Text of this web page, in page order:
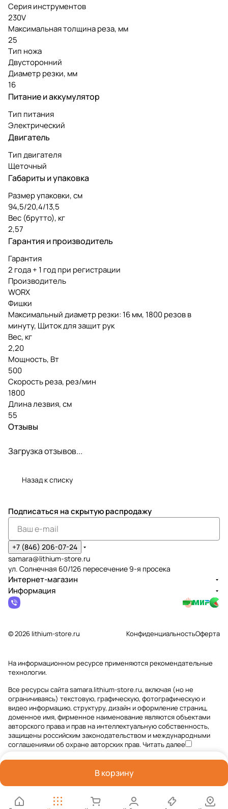
Серия инструментов
230V
Максимальная толщина реза, мм
25
Тип ножа
Двусторонний
Диаметр резки, мм
16
Питание и аккумулятор
Тип питания
Электрический
Двигатель
Тип двигателя
Щеточный
Габариты и упаковка
Размер упаковки, см
94,5/20,4/13,5
Вес (брутто), кг
2,57
Гарантия и производитель
Гарантия
2 года + 1 год при регистрации
Производитель
WORX
Фишки
Максимальный диаметр резки: 16 мм, 1800 резов в
минуту, Щиток для защит рук
Вес, кг
2,20
Мощность, Вт
500
Скорость реза, рез/мин
1800
Длина лезвия, см
55
Отзывы
Загрузка отзывов...
Назад к списку
В корзину
Подписаться на скрытую распродажу
+7 (846) 206-07-24
samara@lithium-store.ru
ул. Солнечная 60/126 пересечение 9-я просека
Интернет-магазин
Информация
© 2026 lithium-store.ru КонфиденциальностьОферта
На информационном ресурсе применяютсярекомендательные
технологии.
Все ресурсы сайта samara.lithium-store.ru, включая (но не
ограничиваясь) текстовую, графическую, фотографическую и
видео информацию, структуру, дизайн и оформление страниц,
доменное имя, фирменное наименование являются объектами
авторского права и прав на интеллектуальную собственность,
защищены российским законодательством и международными
соглашениями об охране авторских прав.Читать далее